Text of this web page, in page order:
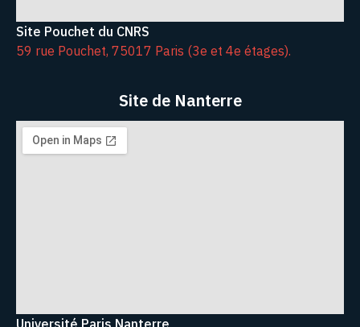
Site Pouchet du CNRS
59 rue Pouchet, 75017 Paris (3e et 4e étages).
Site de Nanterre
Université Paris Nanterre